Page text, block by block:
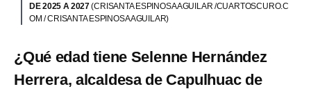
DE 2025 A 2027(CRISANTA ESPINOSA AGUILAR /CUARTOSCURO.C
OM / CRISANTA ESPINOSA AGUILAR)
¿Qué edad tiene Selenne Hernández
Herrera, alcaldesa de Capulhuac de